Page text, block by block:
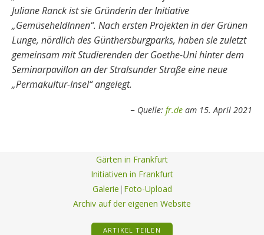
Juliane Ranck ist sie Gründerin der Initiative
„GemüseheldInnen“. Nach ersten Projekten in der Grünen
Lunge, nördlich des Günthersburgparks, haben sie zuletzt
gemeinsam mit Studierenden der Goethe-Uni hinter dem
Seminarpavillon an der Stralsunder Straße eine neue
„Permakultur-Insel“ angelegt.
Quelle: fr.de am 15. April 2021
Gärten in Frankfurt
Initiativen in Frankfurt
Galerie | Foto-Upload
Archiv auf der eigenen Website
ARTIKEL TEILEN